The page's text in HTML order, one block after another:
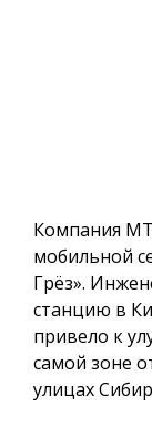
Компания
мобильной
Грёз».
станцию в
привело к
самой зоне
улицах